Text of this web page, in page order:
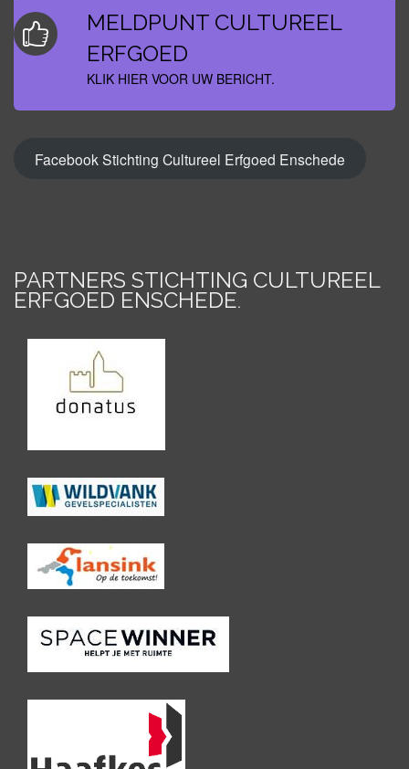
MELDPUNT CULTUREEL
ERFGOED
KLIK HIER VOOR UW BERICHT.
Facebook Stichting Cultureel Erfgoed Enschede
PARTNERS STICHTING CULTUREEL
ERFGOED ENSCHEDE.